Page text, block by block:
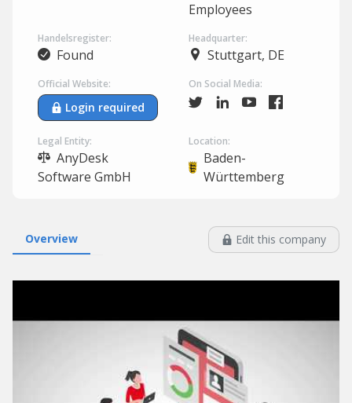
Employees
Handelsregister:
Found
Headquarter:
Stuttgart, DE
Official Website:
Login required
On Social Media:
Legal Entity:
AnyDesk
Software GmbH
Location:
Baden-
Württemberg
Overview Edit this company